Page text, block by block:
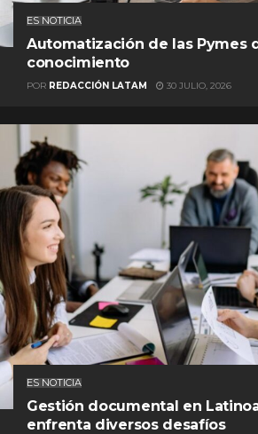
ES NOTICIA
Automatización de las Pymes
conocimiento
POR REDACCIÓN LATAM 30 JULIO, 2026
ES NOTICIA
Gestión documental en
enfrenta diversos desafíos